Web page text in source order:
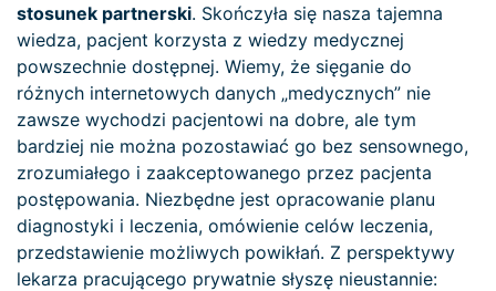
stosunek partnerski. Skończyła się nasza tajemna
wiedza, pacjent korzysta z wiedzy medycznej
powszechnie dostępnej. Wiemy, że sięganie do
różnych internetowych danych „medycznych” nie
zawsze wychodzi pacjentowi na dobre, ale tym
bardziej nie można pozostawiać go bez sensownego,
zrozumiałego i zaakceptowanego przez pacjenta
postępowania. Niezbędne jest opracowanie planu
diagnostyki i leczenia, omówienie celów leczenia,
przedstawienie możliwych powikłań. Z perspektywy
lekarza pracującego prywatnie słyszę nieustannie: